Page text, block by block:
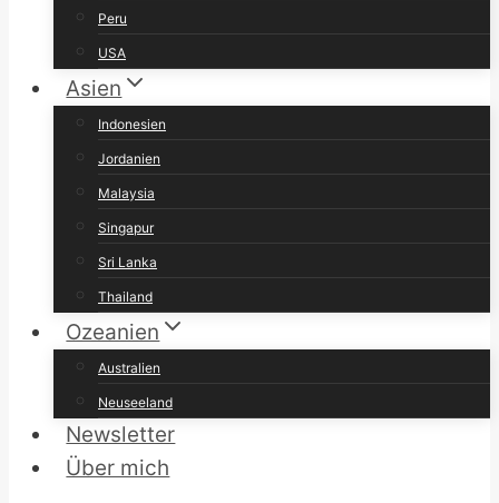
Peru
USA
Asien
Indonesien
Jordanien
Malaysia
Singapur
Sri Lanka
Thailand
Ozeanien
Australien
Neuseeland
Newsletter
Über mich